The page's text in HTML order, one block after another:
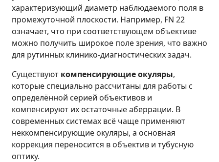
характеризующий диаметр наблюдаемого поля в
промежуточной плоскости. Например, FN 22
означает, что при соответствующем объективе
можно получить широкое поле зрения, что важно
для рутинных клинико-диагностических задач.
Существуют компенсирующие окуляры,
которые специально рассчитаны для работы с
определённой серией объективов и
компенсируют их остаточные аберрации. В
современных системах всё чаще применяют
неккомпенсирующие окуляры, а основная
коррекция переносится в объектив и тубусную
оптику.